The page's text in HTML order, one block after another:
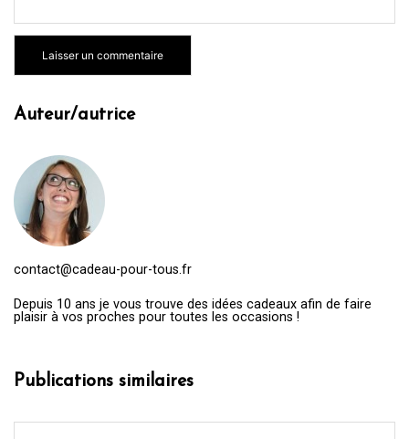
Auteur/autrice
contact@cadeau-pour-tous.fr
Depuis 10 ans je vous trouve des idées cadeaux afin de faire
plaisir à vos proches pour toutes les occasions !
Publications similaires